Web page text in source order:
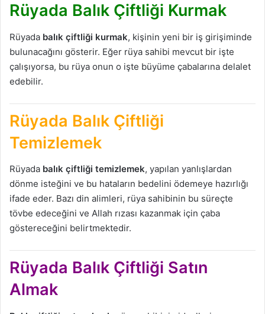
Rüyada Balık Çiftliği Kurmak
Rüyada balık çiftliği kurmak, kişinin yeni bir iş girişiminde
bulunacağını gösterir. Eğer rüya sahibi mevcut bir işte
çalışıyorsa, bu rüya onun o işte büyüme çabalarına delalet
edebilir.
Rüyada Balık Çiftliği
Temizlemek
Rüyada balık çiftliği temizlemek, yapılan yanlışlardan
dönme isteğini ve bu hataların bedelini ödemeye hazırlığı
ifade eder. Bazı din alimleri, rüya sahibinin bu süreçte
tövbe edeceğini ve Allah rızası kazanmak için çaba
göstereceğini belirtmektedir.
Rüyada Balık Çiftliği Satın
Almak